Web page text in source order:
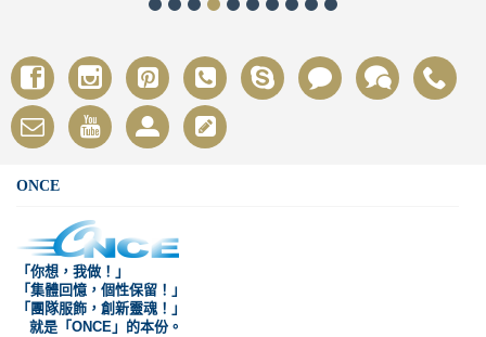
ONCE
「你想，我做！」
「集體回憶，個性保留！」
「團隊服飾，創新靈魂！」
就是「ONCE」的本份。